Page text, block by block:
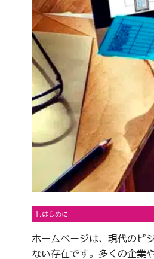
1.はじめに
ホームページは、現代のビ
ない存在です。多くの企業